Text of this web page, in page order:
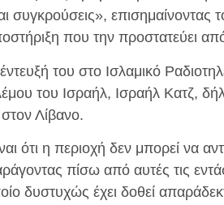
συγκρούσεις»,
που την προστατεύει
του στο Ισλαμικό
του Ισραήλ, Ισραήλ Κατζ,
Λίβανο.
ότι η περιοχή δεν μπορεί να
πίσω από αυτές τις
δυστυχώς έχει δοθεί